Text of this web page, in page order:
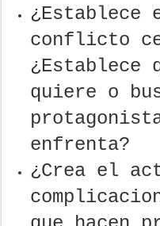
conflicto
¿Establece
quiere o
enfrenta?
¿Crea el